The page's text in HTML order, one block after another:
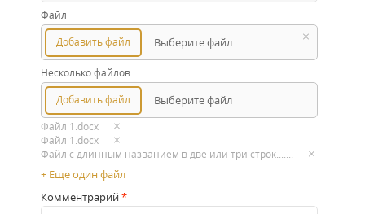
Файл
Добавить файл
Выберите файл
Несколько файлов
Добавить файл
Выберите файл
Файл 1.docx
Файл 1.docx
Файл c длинным названием в две или три строк....docx
+ Еще один файл
Комментрарий*